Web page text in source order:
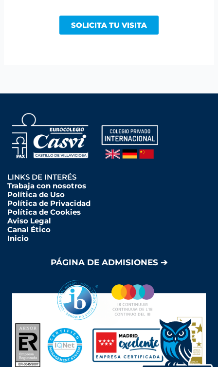
SOLICITA TU VISITA
LINKS DE INTERÉS
Trabaja con nosotros
Política de Uso
Política de Privacidad
Política de Cookies
Aviso Legal
Canal Ético
Inicio
PÁGINA DE ADMISIONES ➔